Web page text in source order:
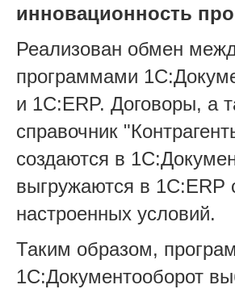
инновационность
Реализован обмен
программами
и 1С:ERP. Договоры, а
справочник
создаются в
выгружаются в 1С:ERP
настроенных условий.
Таким образом,
1С:Документооборот